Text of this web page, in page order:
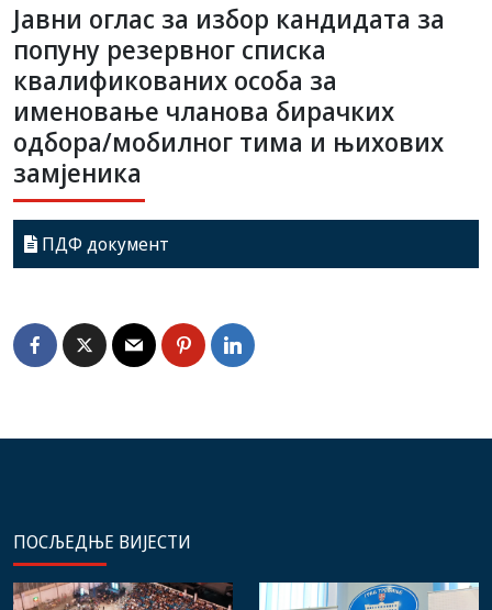
Јавни оглас за избор кандидата за
попуну резервног списка
квалификованих особа за
именовање чланова бирачких
одбора/мобилног тима и њихових
замјеника
ПДФ документ
ПОСЉЕДЊЕ ВИЈЕСТИ